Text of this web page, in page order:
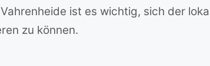
ist es wichtig, sich der
zu können.